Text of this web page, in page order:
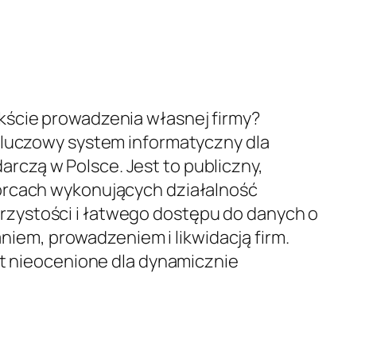
prowadzenia własnej firmy?
system informatyczny dla
w Polsce. Jest to publiczny,
wykonujących działalność
i łatwego dostępu do danych o
prowadzeniem i likwidacją firm.
nieocenione dla dynamicznie